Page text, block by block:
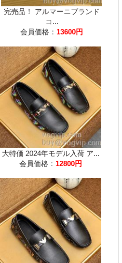
完売品！ アルマーニブランド
コ...
会員価格： 13600円
大特価 2024年モデル入荷 ア...
会員価格： 12800円